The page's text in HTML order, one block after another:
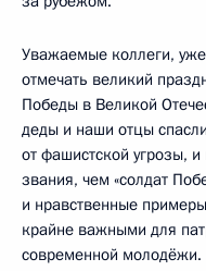
Уважаемые коллеги,
отмечать великий
Победы в Великой
деды и наши отцы
от фашистской угрозы,
звания, чем «солдат
и нравственные
крайне важными для
современной молодёжи.